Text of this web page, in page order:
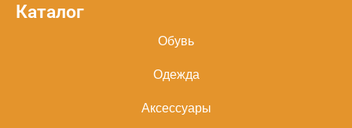
Каталог
Обувь
Одежда
Аксессуары